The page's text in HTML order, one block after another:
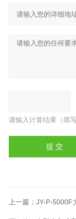
请输入计算结果（填
上一篇： JY-P-5000F